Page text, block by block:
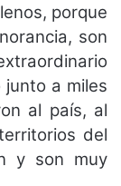
porque
son
junto a miles
al país, al
del
y son muy